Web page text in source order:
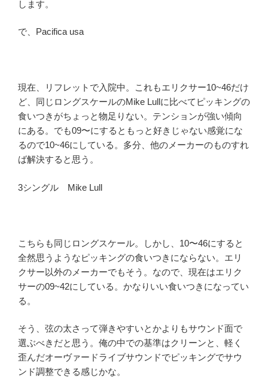
します。
で、Pacifica usa
現在、リフレットで入院中。これもエリクサー10~46だけ
ど、同じロングスケールのMike Lullに比べてピッキングの
食いつきがちょっと物足りない。テンションが強い傾向
にある。でも09〜にするともっと好きじゃない感覚にな
るので10~46にしている。多分、他のメーカーのものすれ
ば解決すると思う。
3シングル Mike Lull
こちらも同じロングスケール。しかし、10〜46にすると
全然思うようなピッキングの食いつきにならない。エリ
クサー以外のメーカーでもそう。なので、現在はエリク
サーの09~42にしている。かなりいい食いつきになってい
る。
そう、弦の太さって弾きやすいとかよりもサウンド面で
選ぶべきだと思う。俺の中での基準はクリーンと、軽く
歪んだオーヴァードライブサウンドでピッキングでサウ
ンド調整できる感じかな。